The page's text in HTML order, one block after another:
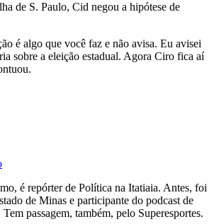
de S. Paulo, Cid negou a hipótese de
é algo que você faz e não avisa. Eu avisei
sobre a eleição estadual. Agora Ciro fica aí
é repórter de Política na Itatiaia. Antes, foi
de Minas e participante do podcast de
passagem, também, pelo Superesportes.